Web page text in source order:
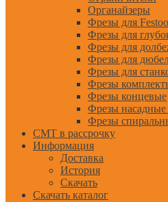
Органайзеры
Фрезы для
Фрезы для
Фрезы для
Фрезы для
Фрезы для
Фрезы
Фрезы концевые
Фрезы
Фрезы
CMT в рассрочку
Информация
Доставка
История
Скачать
Скачать каталог